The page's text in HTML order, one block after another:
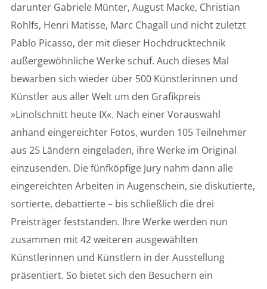
darunter Gabriele Münter, August Macke, Christian
Rohlfs, Henri Matisse, Marc Chagall und nicht zuletzt
Pablo Picasso, der mit dieser Hochdrucktechnik
außergewöhnliche Werke schuf. Auch dieses Mal
bewarben sich wieder über 500 Künstlerinnen und
Künstler aus aller Welt um den Grafikpreis
»Linolschnitt heute IX«. Nach einer Vorauswahl
anhand eingereichter Fotos, wurden 105 Teilnehmer
aus 25 Ländern eingeladen, ihre Werke im Original
einzusenden. Die fünfköpfige Jury nahm dann alle
eingereichten Arbeiten in Augenschein, sie diskutierte,
sortierte, debattierte – bis schließlich die drei
Preisträger feststanden. Ihre Werke werden nun
zusammen mit 42 weiteren ausgewählten
Künstlerinnen und Künstlern in der Ausstellung
präsentiert. So bietet sich den Besuchern ein